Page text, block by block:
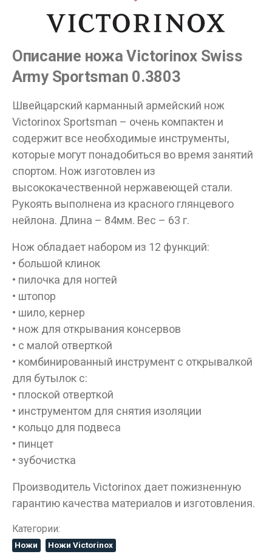
Описание ножа Victorinox Swiss
Army Sportsman 0.3803
Швейцарский карманный армейский нож
Victorinox Sportsman – очень компактен и
содержит все необходимые инструменты,
которые могут понадобиться во время занятий
спортом. Нож изготовлен из
высококачественной нержавеющей стали.
Рукоять выполнена из красного глянцевого
нейлона. Длина – 84мм. Вес – 63 г.
Нож обладает набором из 12 функций:
• большой клинок
• пилочка для ногтей
• штопор
• шило, кернер
• нож для открывания консервов
• с малой отверткой
• комбинированный инструмент с открывалкой
для бутылок с:
• плоской отверткой
• инструментом для снятия изоляции
• кольцо для подвеса
• пинцет
• зубочистка
Производитель Victorinox дает пожизненную
гарантию качества материалов и изготовления.
Категории:
Ножи Ножи Victorinox
Данные товары продаются лицам,
достигшим 18 лет!